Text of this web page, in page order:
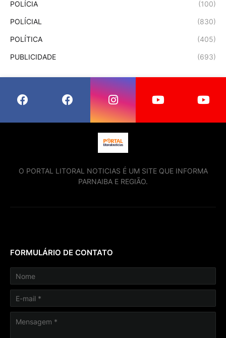
POLÍCIA (100)
POLÍCIAL (830)
POLÍTICA (405)
PUBLICIDADE (693)
O PORTAL LITORAL NOTICIAS É UM SITE QUE INFORMA
PARNAIBA E REGIÃO.
FORMULÁRIO DE CONTATO